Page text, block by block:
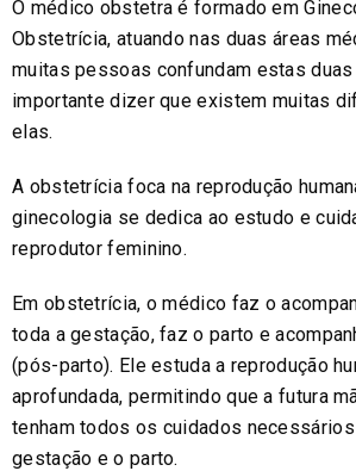
O médico obstetra é formado em
Obstetrícia, atuando nas duas áreas
muitas pessoas confundam estas
importante dizer que existem muitas
elas.
A obstetrícia foca na reprodução
ginecologia se dedica ao estudo e
reprodutor feminino.
Em obstetrícia, o médico faz o
toda a gestação, faz o parto e
(pós-parto). Ele estuda a reprodução
aprofundada, permitindo que a futura
tenham todos os cuidados necessários
gestação e o parto.